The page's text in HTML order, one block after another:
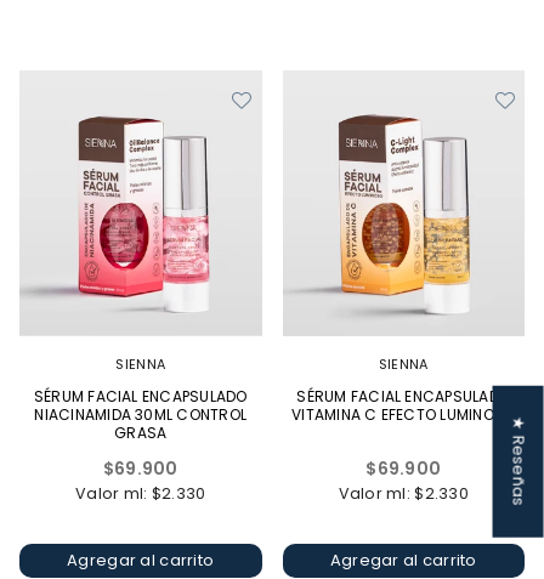
SIENNA
SÉRUM FACIAL ENCAPSULADO
NIACINAMIDA 30ML CONTROL
GRASA
Precio
habitual
$69.900
Valor ml: $2.330
Agregar al carrito
SIENNA
SÉRUM FACIAL ENCAPSULADO
VITAMINA C EFECTO LUMINOSO
Precio
habitual
$69.900
Valor ml: $2.330
Agregar al carrito
★ Reseñas